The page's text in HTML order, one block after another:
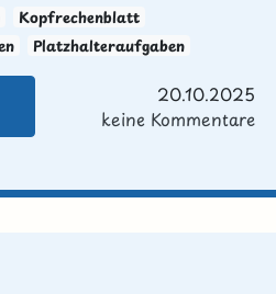
Kopfrechenblatt
Platzhalteraufgaben
20.10.2025
keine Kommentare